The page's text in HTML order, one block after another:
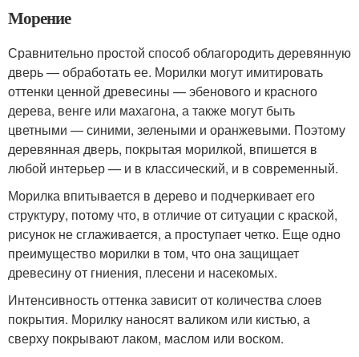
Морение
Сравнительно простой способ облагородить деревянную
дверь — обработать ее. Морилки могут имитировать
оттенки ценной древесины — эбенового и красного
дерева, венге или махагона, а также могут быть
цветными — синими, зелеными и оранжевыми. Поэтому
деревянная дверь, покрытая морилкой, впишется в
любой интерьер — и в классический, и в современный.
Морилка впитывается в дерево и подчеркивает его
структуру, потому что, в отличие от ситуации с краской,
рисунок не сглаживается, а проступает четко. Еще одно
преимущество морилки в том, что она защищает
древесину от гниения, плесени и насекомых.
Интенсивность оттенка зависит от количества слоев
покрытия. Морилку наносят валиком или кистью, а
сверху покрывают лаком, маслом или воском.